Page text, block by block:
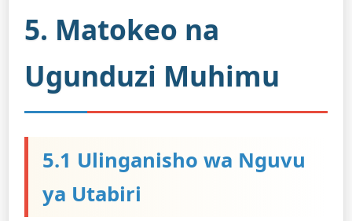
5. Matokeo na
Ugunduzi Muhimu
5.1 Ulinganisho wa Nguvu
ya Utabiri